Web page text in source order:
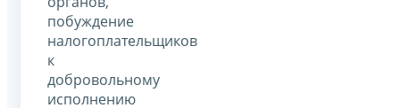
побуждение
налогоплательщиков
к
добровольному
исполнению